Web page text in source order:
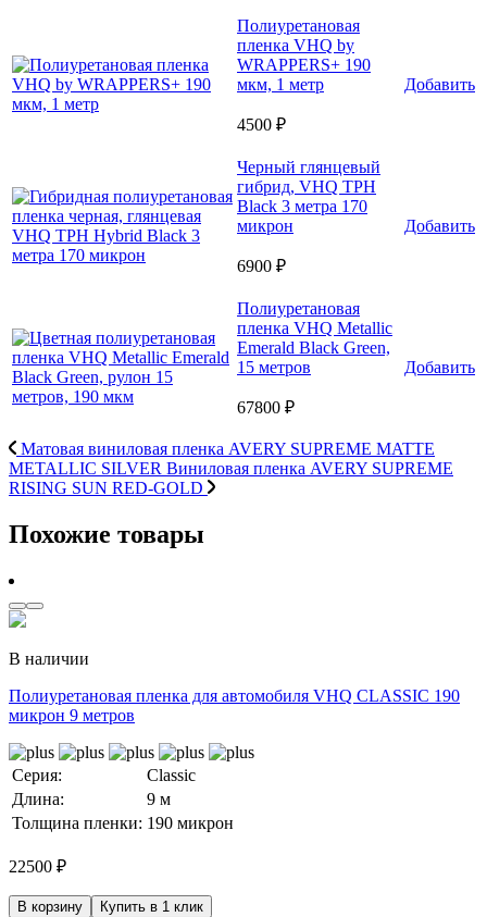
Полиуретановая
пленка VHQ by
WRAPPERS+ 190
мкм, 1 метр
4500 ₽
Добавить
Черный глянцевый
гибрид, VHQ TPH
Black 3 метра 170
микрон
6900 ₽
Добавить
Полиуретановая
пленка VHQ Metallic
Emerald Black Green,
15 метров
67800 ₽
Добавить
Матовая виниловая пленка AVERY SUPREME MATTE
METALLIC SILVER Виниловая пленка AVERY SUPREME
RISING SUN RED-GOLD
Похожие товары
В наличии
Полиуретановая пленка для автомобиля VHQ CLASSIC 190
микрон 9 метров
Серия:
Classic
Длина:
9 м
Толщина пленки: 190 микрон
22500 ₽
В корзину Купить в 1 клик